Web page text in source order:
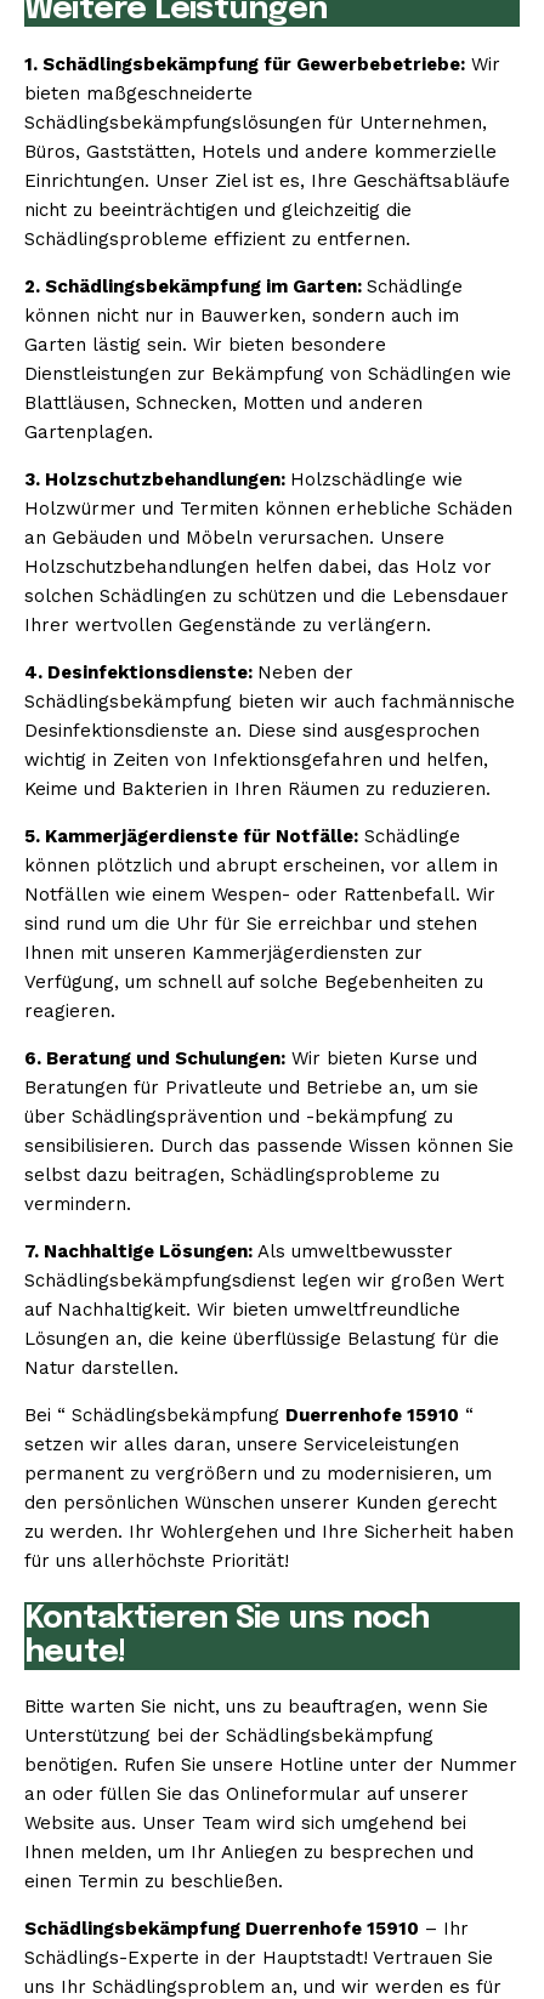
Weitere Leistungen
1. Schädlingsbekämpfung für Gewerbebetriebe: Wir
bieten maßgeschneiderte
Schädlingsbekämpfungslösungen für Unternehmen,
Büros, Gaststätten, Hotels und andere kommerzielle
Einrichtungen. Unser Ziel ist es, Ihre Geschäftsabläufe
nicht zu beeinträchtigen und gleichzeitig die
Schädlingsprobleme effizient zu entfernen.
2. Schädlingsbekämpfung im Garten: Schädlinge
können nicht nur in Bauwerken, sondern auch im
Garten lästig sein. Wir bieten besondere
Dienstleistungen zur Bekämpfung von Schädlingen wie
Blattläusen, Schnecken, Motten und anderen
Gartenplagen.
3. Holzschutzbehandlungen: Holzschädlinge wie
Holzwürmer und Termiten können erhebliche Schäden
an Gebäuden und Möbeln verursachen. Unsere
Holzschutzbehandlungen helfen dabei, das Holz vor
solchen Schädlingen zu schützen und die Lebensdauer
Ihrer wertvollen Gegenstände zu verlängern.
4. Desinfektionsdienste: Neben der
Schädlingsbekämpfung bieten wir auch fachmännische
Desinfektionsdienste an. Diese sind ausgesprochen
wichtig in Zeiten von Infektionsgefahren und helfen,
Keime und Bakterien in Ihren Räumen zu reduzieren.
5. Kammerjägerdienste für Notfälle: Schädlinge
können plötzlich und abrupt erscheinen, vor allem in
Notfällen wie einem Wespen- oder Rattenbefall. Wir
sind rund um die Uhr für Sie erreichbar und stehen
Ihnen mit unseren Kammerjägerdiensten zur
Verfügung, um schnell auf solche Begebenheiten zu
reagieren.
6. Beratung und Schulungen: Wir bieten Kurse und
Beratungen für Privatleute und Betriebe an, um sie
über Schädlingsprävention und -bekämpfung zu
sensibilisieren. Durch das passende Wissen können Sie
selbst dazu beitragen, Schädlingsprobleme zu
vermindern.
7. Nachhaltige Lösungen: Als umweltbewusster
Schädlingsbekämpfungsdienst legen wir großen Wert
auf Nachhaltigkeit. Wir bieten umweltfreundliche
Lösungen an, die keine überflüssige Belastung für die
Natur darstellen.
Bei “ Schädlingsbekämpfung Duerrenhofe 15910 “
setzen wir alles daran, unsere Serviceleistungen
permanent zu vergrößern und zu modernisieren, um
den persönlichen Wünschen unserer Kunden gerecht
zu werden. Ihr Wohlergehen und Ihre Sicherheit haben
für uns allerhöchste Priorität!
Kontaktieren Sie uns noch
heute!
Bitte warten Sie nicht, uns zu beauftragen, wenn Sie
Unterstützung bei der Schädlingsbekämpfung
benötigen. Rufen Sie unsere Hotline unter der Nummer
an oder füllen Sie das Onlineformular auf unserer
Website aus. Unser Team wird sich umgehend bei
Ihnen melden, um Ihr Anliegen zu besprechen und
einen Termin zu beschließen.
Schädlingsbekämpfung Duerrenhofe 15910 – Ihr
Schädlings-Experte in der Hauptstadt! Vertrauen Sie
uns Ihr Schädlingsproblem an, und wir werden es für